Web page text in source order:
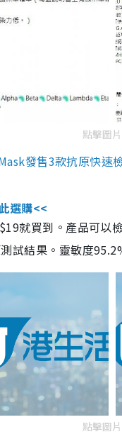
點擊圖
發售3款抗原快
選購<<
就買到。產品可
試結果。靈敏度
點擊圖